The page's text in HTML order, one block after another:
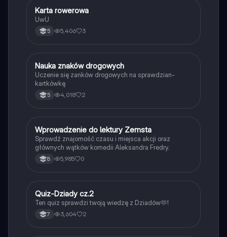
KTechnika
Karta rowerowa
UwU
5 5,406 3
NTechnika
Nauka znaków drogowych
Uczenie się zanków drogowych na sprawdzian-
kartkówkę
5 4,018 2
WJęzyk polski
Wprowadzenie do lektury Zemsta
Sprawdź znajomość czasu i miejsca akcji oraz
głównych wątków komedii Aleksandra Fredry.
8 5,985 0
QJęzyk polski
Quiz-Dziady cz.2
Ten quiz sprawdzi twoją wiedzę z Dziadów🫶!
7 3,604 2